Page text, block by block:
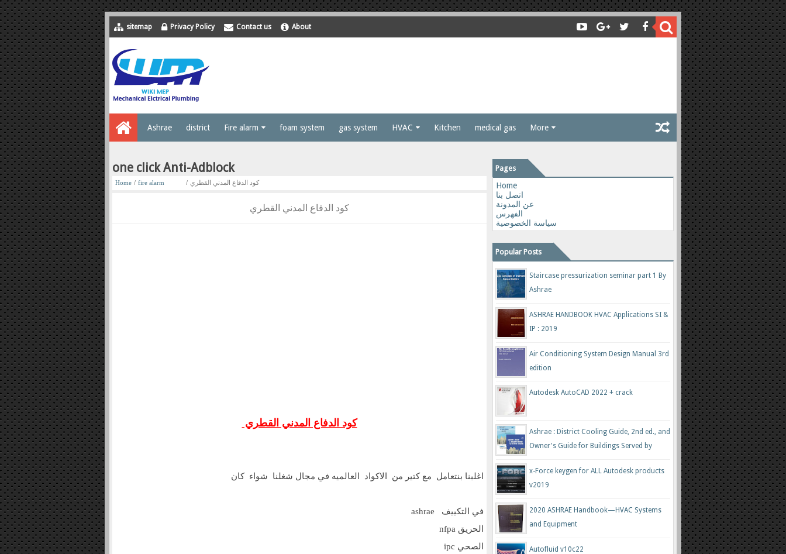
sitemap Privacy Policy Contact us About
Ashrae district Fire alarm foam system gas system HVAC Kitchen medical gas More
one click Anti-Adblock
Home / fire alarm / كود الدفاع المدني القطري
كود الدفاع المدني القطري
كود الدفاع المدني القطري
اغلبنا بنتعامل مع كتير من الاكواد العالميه في مجال شغلنا شواء كان
في التكييف ashrae
الحريق nfpa
الصحي ipc
Pages
Home
اتصل بنا
عن المدونة
الفهرس
سياسة الخصوصية
Popular Posts
Staircase pressurization seminar part 1 By
Ashrae
ASHRAE HANDBOOK HVAC Applications SI &
IP : 2019
Air Conditioning System Design Manual 3rd
edition
Autodesk AutoCAD 2022 + crack
Ashrae : District Cooling Guide, 2nd ed., and
Owner's Guide for Buildings Served by
x-Force keygen for ALL Autodesk products
v2019
2020 ASHRAE Handbook—HVAC Systems
and Equipment
Autofluid v10c22